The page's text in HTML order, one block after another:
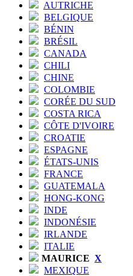
AUTRICHE
BELGIQUE
BÉNIN
BRÉSIL
CANADA
CHILI
CHINE
COLOMBIE
CORÉE DU SUD
COSTA RICA
CÔTE D'IVOIRE
CROATIE
ESPAGNE
ÉTATS-UNIS
FRANCE
GUATEMALA
HONG-KONG
INDE
INDONÉSIE
IRLANDE
ITALIE
MAURICE X
MEXIQUE